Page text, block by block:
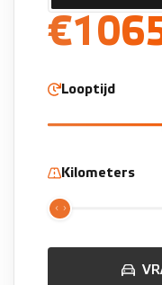
Looptijd
Kilometers